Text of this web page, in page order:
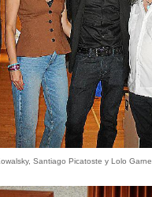
Santiago Picatoste y Lolo